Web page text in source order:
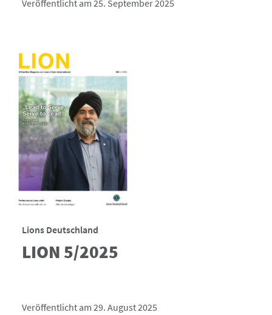
Veröffentlicht am 25. September 2025
Lions Deutschland
LION 5/2025
Veröffentlicht am 29. August 2025